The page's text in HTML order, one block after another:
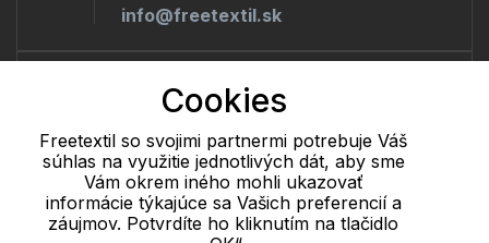
info@freetextil.sk
Telefón:
Offline
+421 277 270 056
Cookie - podrobné nastavenie| Ďalšie informácie|Spracovanie
osobných údajov
Cookies
Freetextil so svojimi partnermi potrebuje Váš
súhlas na využitie jednotlivých dát, aby sme
Vám okrem iného mohli ukazovať
informácie týkajúce sa Vašich preferencií a
záujmov. Potvrdíte ho kliknutím na tlačidlo